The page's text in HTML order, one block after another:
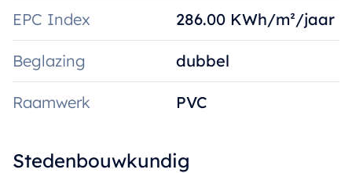
EPC Index 286.00 KWh/m²/jaar
Beglazing dubbel
Raamwerk PVC
Stedenbouwkundig